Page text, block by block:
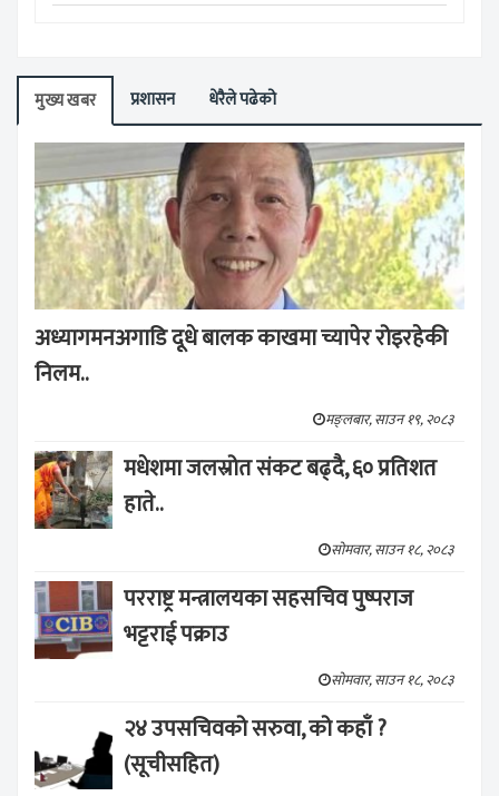
मुख्य खबर प्रशासन धेरैले पढेको
अध्यागमनअगाडि दूधे बालक काखमा च्यापेर रोइरहेकी
निलम..
मङ्लबार, साउन १९, २०८३
मधेशमा जलस्रोत संकट बढ्दै, ६० प्रतिशत
हाते..
सोमवार, साउन १८, २०८३
परराष्ट्र मन्त्रालयका सहसचिव पुष्पराज
भट्टराई पक्राउ
सोमवार, साउन १८, २०८३
२४ उपसचिवको सरुवा, को कहाँ ?
(सूचीसहित)